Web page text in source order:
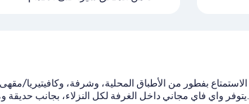
بفطور من الأطباق المحلية، وشرفة، وكافيتيريا/